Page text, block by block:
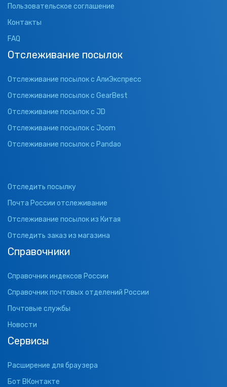
Пользовательское соглашение
Контакты
FAQ
Отслеживание посылок
Отслеживание посылок с АлиЭкспресс
Отслеживание посылок с GearBest
Отслеживание посылок с JD
Отслеживание посылок с Joom
Отслеживание посылок с Pandao
Отследить посылку
Почта России отслеживание
Отслеживание посылок из Китая
Отследить заказ из магазина
Справочники
Справочник индексов России
Справочник почтовых отделений России
Почтовые службы
Новости
Сервисы
Расширение для браузера
Бот ВКонтакте